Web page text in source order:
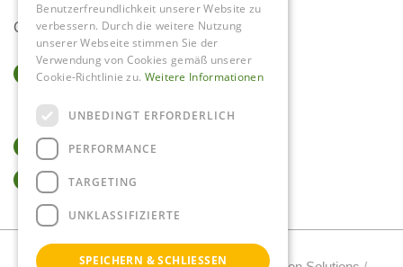
Contact
Gartencenter Daniëls
6063 NL Vlodrop
0475-534298
info@tuincentrumdaniels.nl
Benutzerfreundlichkeit unserer Website zu
verbessern. Durch die weitere Nutzung
unserer Webseite stimmen Sie der
Verwendung von Cookies gemäß unserer
Cookie-Richtlinie zu. Weitere Informationen
UNBEDINGT ERFORDERLICH
PERFORMANCE
TARGETING
UNKLASSIFIZIERTE
SPEICHERN & SCHLIESSEN